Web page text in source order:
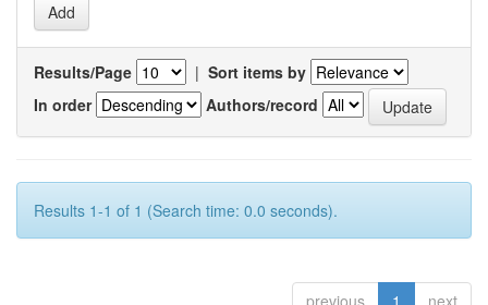
Results/Page | Sort items by
In order
Authors/record
Results 1-1 of 1 (Search time: 0.0 seconds).
previous 1 next